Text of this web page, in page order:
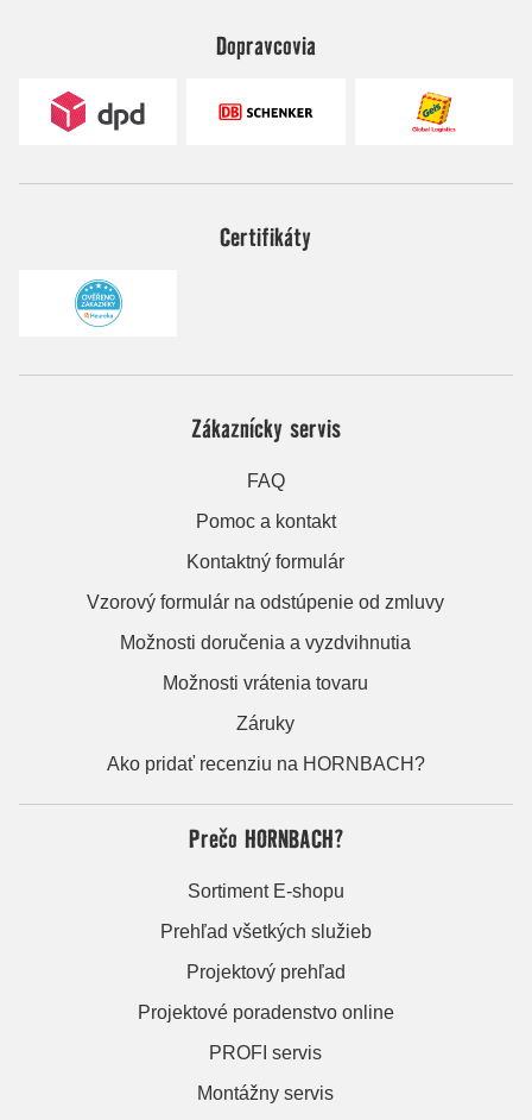
Dopravcovia
Certifikáty
Zákaznícky servis
FAQ
Pomoc a kontakt
Kontaktný formulár
Vzorový formulár na odstúpenie od zmluvy
Možnosti doručenia a vyzdvihnutia
Možnosti vrátenia tovaru
Záruky
Ako pridať recenziu na HORNBACH?
Prečo HORNBACH?
Sortiment E-shopu
Prehľad všetkých služieb
Projektový prehľad
Projektové poradenstvo online
PROFI servis
Montážny servis